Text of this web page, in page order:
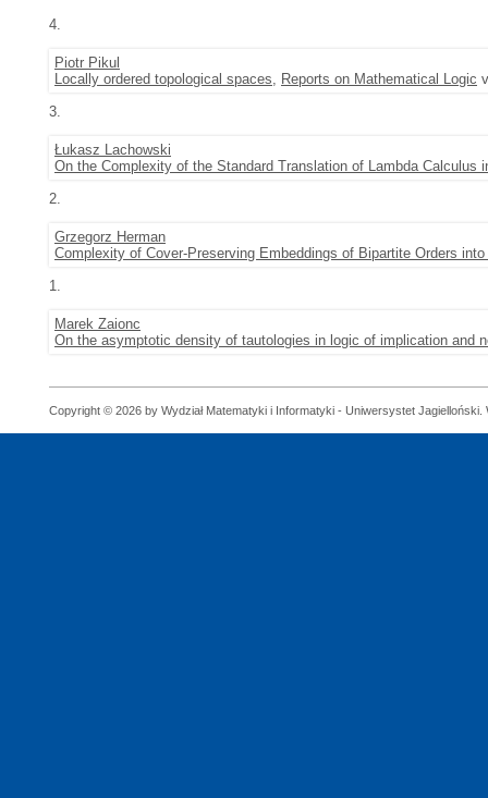
4.
Piotr Pikul
Locally ordered topological spaces, Reports on Mathematical Logic
3.
Łukasz Lachowski
On the Complexity of the Standard Translation of Lambda Calculus
2.
Grzegorz Herman
Complexity of Cover-Preserving Embeddings of Bipartite Orders
1.
Marek Zaionc
On the asymptotic density of tautologies in logic of implication and
Copyright © 2026 by Wydział Matematyki i Informatyki - Uniwersystet